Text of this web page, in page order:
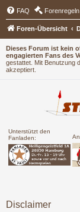
Dieses Forum ist kein
engagierten Fans des
gestattet. Mit Benutzung
akzeptiert.
Unterstützt den
Fanladen:
FAQ Forenregeln
Foren-Übersicht
Disclaimer